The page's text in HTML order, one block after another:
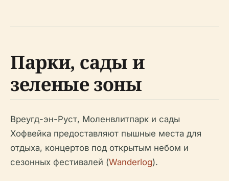
Парки, сады и
зеленые зоны
Вреугд-эн-Руст, Моленвлитпарк и сады
Хофвейка предоставляют пышные места для
отдыха, концертов под открытым небом и
сезонных фестивалей (Wanderlog).